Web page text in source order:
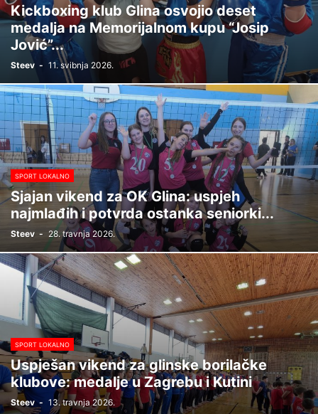
Kickboxing klub Glina osvojio deset
medalja na Memorijalnom kupu “Josip
Jović”...
Steev - 11. svibnja 2026.
SPORT LOKALNO
Sjajan vikend za OK Glina: uspjeh
najmlađih i potvrda ostanka seniorki...
Steev - 28. travnja 2026.
SPORT LOKALNO
Uspješan vikend za glinske borilačke
klubove: medalje u Zagrebu i Kutini
Steev - 13. travnja 2026.